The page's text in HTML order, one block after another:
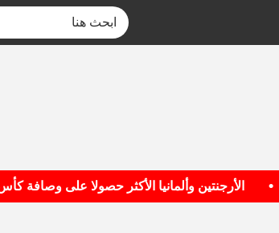
الأرجنتين وألمانيا الأكثر حصولا على وصافة كأس